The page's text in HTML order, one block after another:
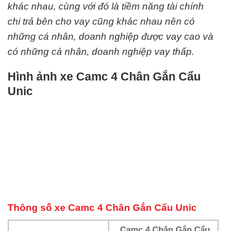
khác nhau, cùng với đó là tiềm năng tài chính
chi trả bên cho vay cũng khác nhau nên có
những cá nhân, doanh nghiệp được vay cao và
có những cá nhân, doanh nghiệp vay thấp.
Hình ảnh xe Camc 4 Chân Gắn Cẩu
Unic
Thông số xe Camc 4 Chân Gắn Cẩu Unic